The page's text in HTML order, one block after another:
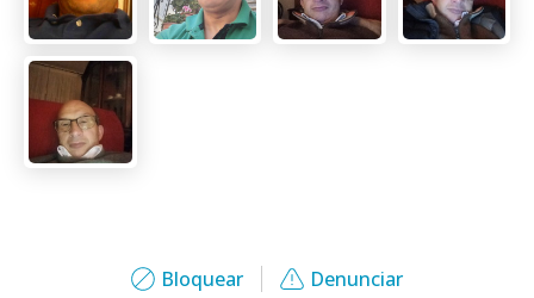
Bloquear Denunciar